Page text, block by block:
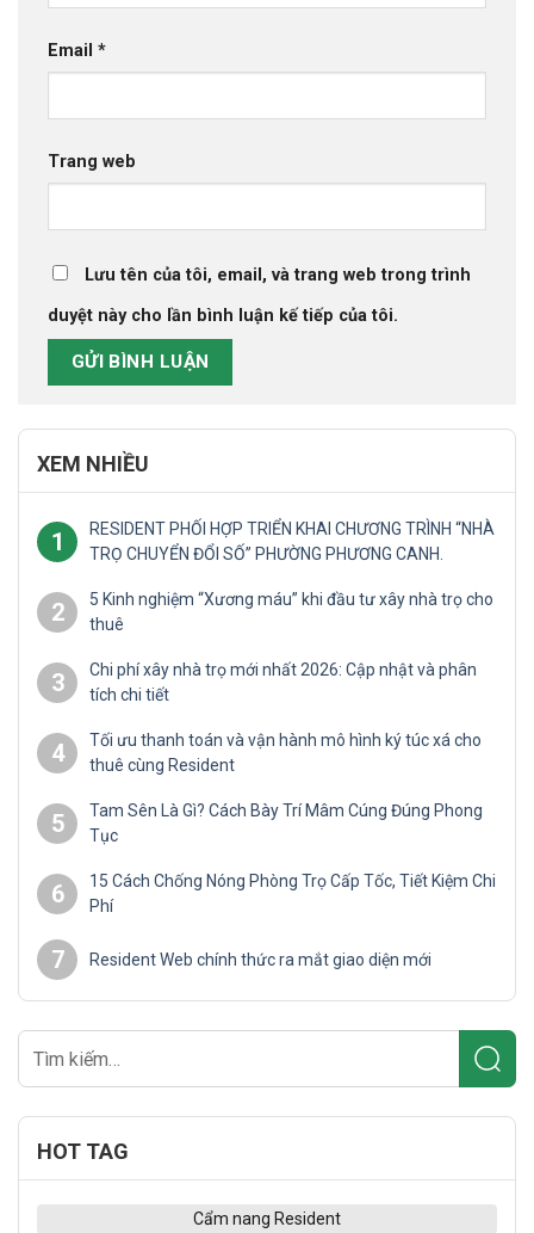
Email *
Trang web
Lưu tên của tôi, email, và trang web trong trình
duyệt này cho lần bình luận kế tiếp của tôi.
XEM NHIỀU
1
RESIDENT PHỐI HỢP TRIỂN KHAI CHƯƠNG TRÌNH “NHÀ
TRỌ CHUYỂN ĐỔI SỐ” PHƯỜNG PHƯƠNG CANH.
2
5 Kinh nghiệm “Xương máu” khi đầu tư xây nhà trọ cho
thuê
3
Chi phí xây nhà trọ mới nhất 2026: Cập nhật và phân
tích chi tiết
4
Tối ưu thanh toán và vận hành mô hình ký túc xá cho
thuê cùng Resident
5
Tam Sên Là Gì? Cách Bày Trí Mâm Cúng Đúng Phong
Tục
6
15 Cách Chống Nóng Phòng Trọ Cấp Tốc, Tiết Kiệm Chi
Phí
7 Resident Web chính thức ra mắt giao diện mới
HOT TAG
Cẩm nang Resident